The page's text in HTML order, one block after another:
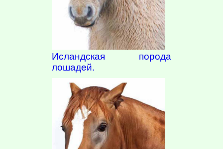
Исландская порода
лошадей.